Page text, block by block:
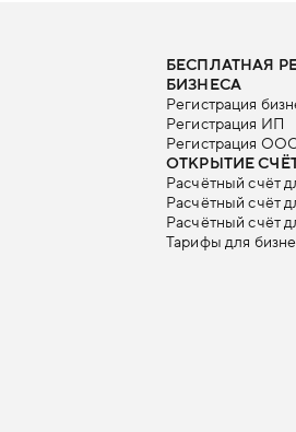
БЕСПЛАТНАЯ
БИЗНЕСА
Регистрация
Регистрация ИП
Регистрация
ОТКРЫТИЕ
Расчётный счёт
Расчётный счёт
Расчётный счёт
Тарифы для